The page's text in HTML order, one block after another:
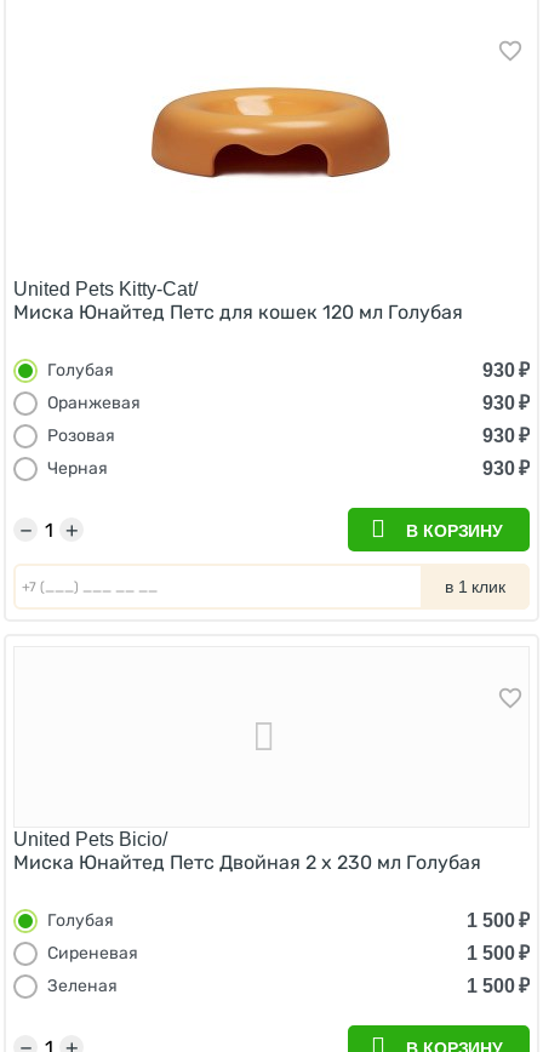
United Pets Kitty-Cat/
Миска Юнайтед Петс для кошек 120 мл Голубая
Голубая 930₽
Оранжевая
930₽
Розовая
930₽
Черная
930₽
+
− В КОРЗИНУ
в 1 клик
United Pets Bicio/
Миска Юнайтед Петс Двойная 2 х 230 мл Голубая
Голубая 1 500₽
Сиреневая
1 500₽
Зеленая
1 500₽
+
−